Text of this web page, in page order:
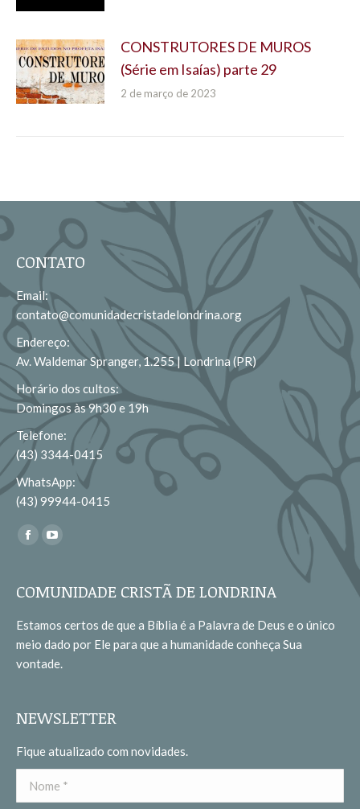
CONSTRUTORES DE MUROS
(Série em Isaías) parte 29
2 de março de 2023
CONTATO
Email:
contato@comunidadecristadelondrina.org
Endereço:
Av. Waldemar Spranger, 1.255 | Londrina (PR)
Horário dos cultos:
Domingos às 9h30 e 19h
Telefone:
(43) 3344-0415
WhatsApp:
(43) 99944-0415
Encontre-nos em:
Facebook
opens
new
window
opens
new
window
COMUNIDADE CRISTÃ DE LONDRINA
Estamos certos de que a Bíblia é a Palavra de Deus e o único
meio dado por Ele para que a humanidade conheça Sua
vontade.
NEWSLETTER
Fique atualizado com novidades.
Nome *